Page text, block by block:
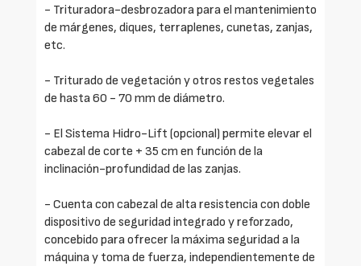
- Trituradora-desbrozadora para el mantenimiento
de márgenes, diques, terraplenes, cunetas, zanjas,
etc.
- Triturado de vegetación y otros restos vegetales
de hasta 60 - 70 mm de diámetro.
- El Sistema Hidro-Lift (opcional) permite elevar el
cabezal de corte + 35 cm en función de la
inclinación-profundidad de las zanjas.
- Cuenta con cabezal de alta resistencia con doble
dispositivo de seguridad integrado y reforzado,
concebido para ofrecer la máxima seguridad a la
máquina y toma de fuerza, independientemente de